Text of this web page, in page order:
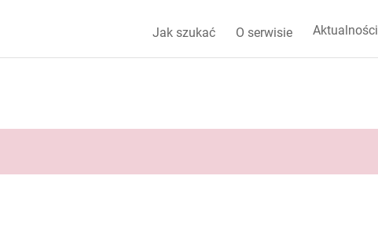
Jak szukać O serwisie Aktualności